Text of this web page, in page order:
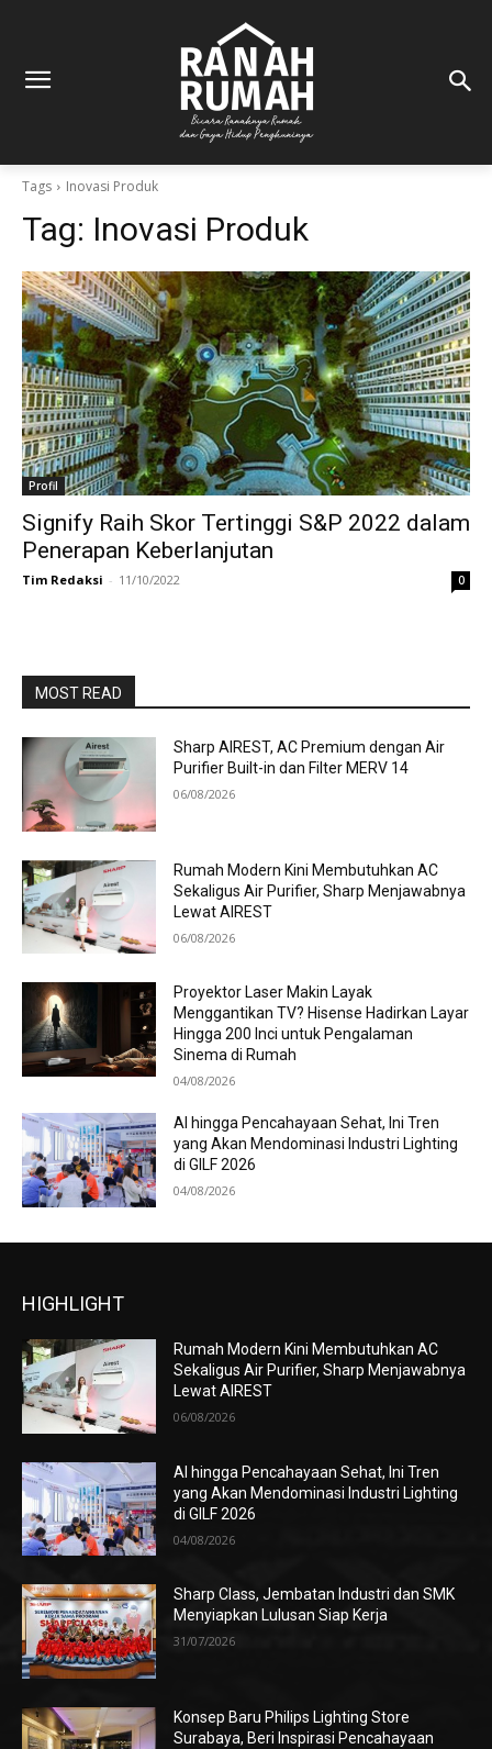
Tags Inovasi Produk
Tag: Inovasi Produk
Profil
Signify Raih Skor Tertinggi S&P 2022 dalam
Penerapan Keberlanjutan
Tim Redaksi - 11/10/2022 0
MOST READ
Sharp AIREST, AC Premium dengan Air
Purifier Built-in dan Filter MERV 14
06/08/2026
Rumah Modern Kini Membutuhkan AC
Sekaligus Air Purifier, Sharp Menjawabnya
Lewat AIREST
06/08/2026
Proyektor Laser Makin Layak
Menggantikan TV? Hisense Hadirkan Layar
Hingga 200 Inci untuk Pengalaman
Sinema di Rumah
04/08/2026
AI hingga Pencahayaan Sehat, Ini Tren
yang Akan Mendominasi Industri Lighting
di GILF 2026
04/08/2026
HIGHLIGHT
Rumah Modern Kini Membutuhkan AC
Sekaligus Air Purifier, Sharp Menjawabnya
Lewat AIREST
06/08/2026
AI hingga Pencahayaan Sehat, Ini Tren
yang Akan Mendominasi Industri Lighting
di GILF 2026
04/08/2026
Sharp Class, Jembatan Industri dan SMK
Menyiapkan Lulusan Siap Kerja
31/07/2026
Konsep Baru Philips Lighting Store
Surabaya, Beri Inspirasi Pencahayaan